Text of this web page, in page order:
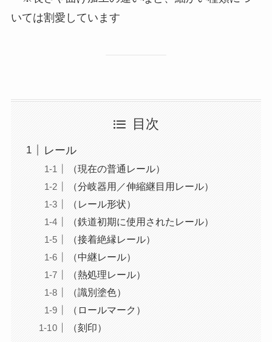
いては割愛しています
目次
レール
（現在の普通レール）
（分岐器用／伸縮継目用レール）
（レール形状）
（鉄道初期に使用されたレール）
（接着絶縁レール）
（中継レール）
（熱処理レール）
（識別塗色）
（ロールマーク）
（刻印）